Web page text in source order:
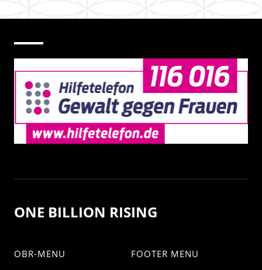
ONE BILLION RISING
OBR-MENU FOOTER MENU